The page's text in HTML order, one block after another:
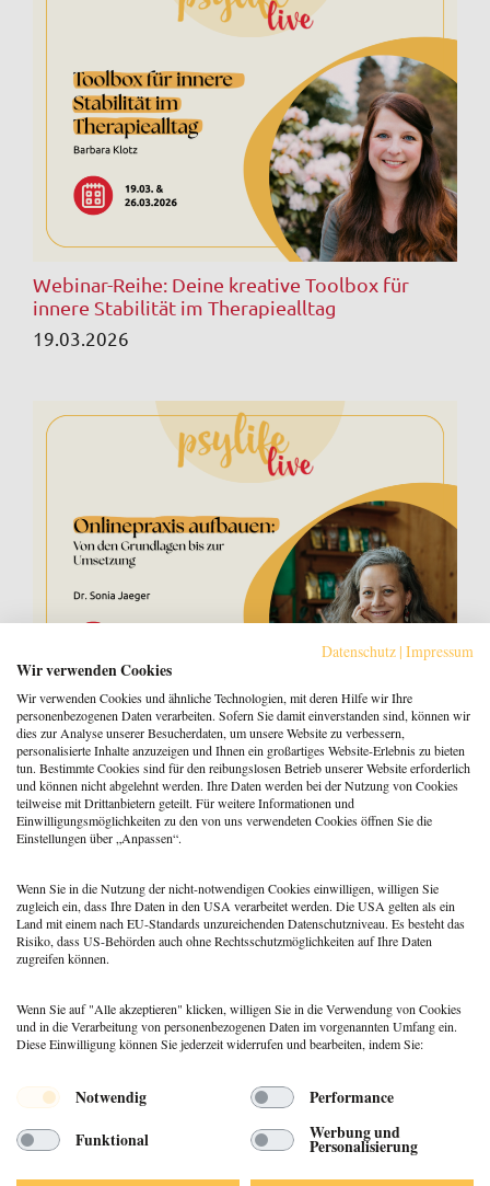
Webinar-Reihe: Deine kreative Toolbox für
innere Stabilität im Therapiealltag
19.03.2026
Webinar-Reihe: Onlinepraxis aufbauen: Von den
Grundlagen bis zur Umsetzung
03.02.2026
Menü
© 2026 DEUTSCHER PSYCHOLOGEN
VERLAG GMBH
IMPRESSUM
Datenschutz | Impressum
Wir verwenden Cookies
Wir verwenden Cookies und ähnliche Technologien, mit deren Hilfe wir Ihre
personenbezogenen Daten verarbeiten. Sofern Sie damit einverstanden sind, können wir
dies zur Analyse unserer Besucherdaten, um unsere Website zu verbessern,
personalisierte Inhalte anzuzeigen und Ihnen ein großartiges Website-Erlebnis zu bieten
tun. Bestimmte Cookies sind für den reibungslosen Betrieb unserer Website erforderlich
und können nicht abgelehnt werden. Ihre Daten werden bei der Nutzung von Cookies
teilweise mit Drittanbietern geteilt. Für weitere Informationen und
Einwilligungsmöglichkeiten zu den von uns verwendeten Cookies öffnen Sie die
Einstellungen über „Anpassen“.
Wenn Sie in die Nutzung der nicht-notwendigen Cookies einwilligen, willigen Sie
zugleich ein, dass Ihre Daten in den USA verarbeitet werden. Die USA gelten als ein
Land mit einem nach EU-Standards unzureichenden Datenschutzniveau. Es besteht das
Risiko, dass US-Behörden auch ohne Rechtsschutzmöglichkeiten auf Ihre Daten
zugreifen können.
Wenn Sie auf "Alle akzeptieren" klicken, willigen Sie in die Verwendung von Cookies
und in die Verarbeitung von personenbezogenen Daten im vorgenannten Umfang ein.
Diese Einwilligung können Sie jederzeit widerrufen und bearbeiten, indem Sie:
Notwendig
Performance
Funktional
Werbung und
Personalisierung